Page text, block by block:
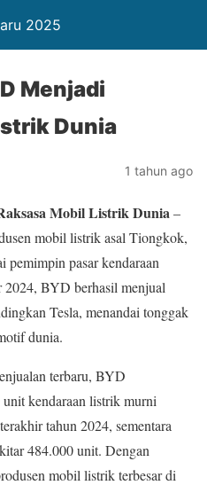
2025
Menjadi
Dunia
1 tahun ago
Mobil Listrik Dunia–
mobil listrik asal Tiongkok,
pemimpin pasar kendaraan
BYD berhasil menjual
Tesla, menandai tonggak
dunia.
terbaru, BYD
kendaraan listrik murni
tahun 2024, sementara
484.000 unit. Dengan
mobil listrik terbesar di